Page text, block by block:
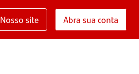
Nosso site Abra sua conta